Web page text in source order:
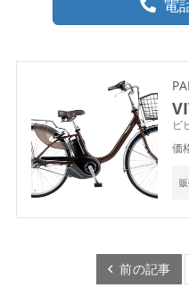
電
ビ
価
前の記事